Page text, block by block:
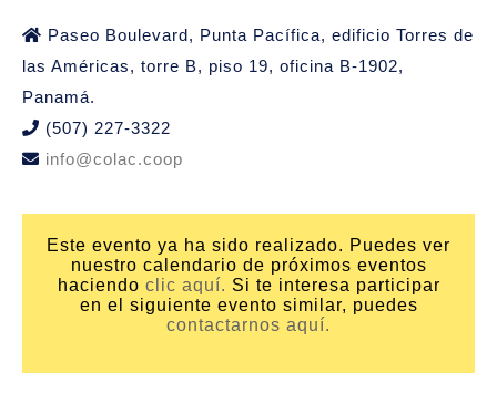
Paseo Boulevard, Punta Pacífica, edificio Torres de
las Américas, torre B, piso 19, oficina B-1902,
Panamá.
(507) 227-3322
info@colac.coop
Este evento ya ha sido realizado. Puedes ver
nuestro calendario de próximos eventos
haciendo clic aquí. Si te interesa participar
en el siguiente evento similar, puedes
contactarnos aquí.